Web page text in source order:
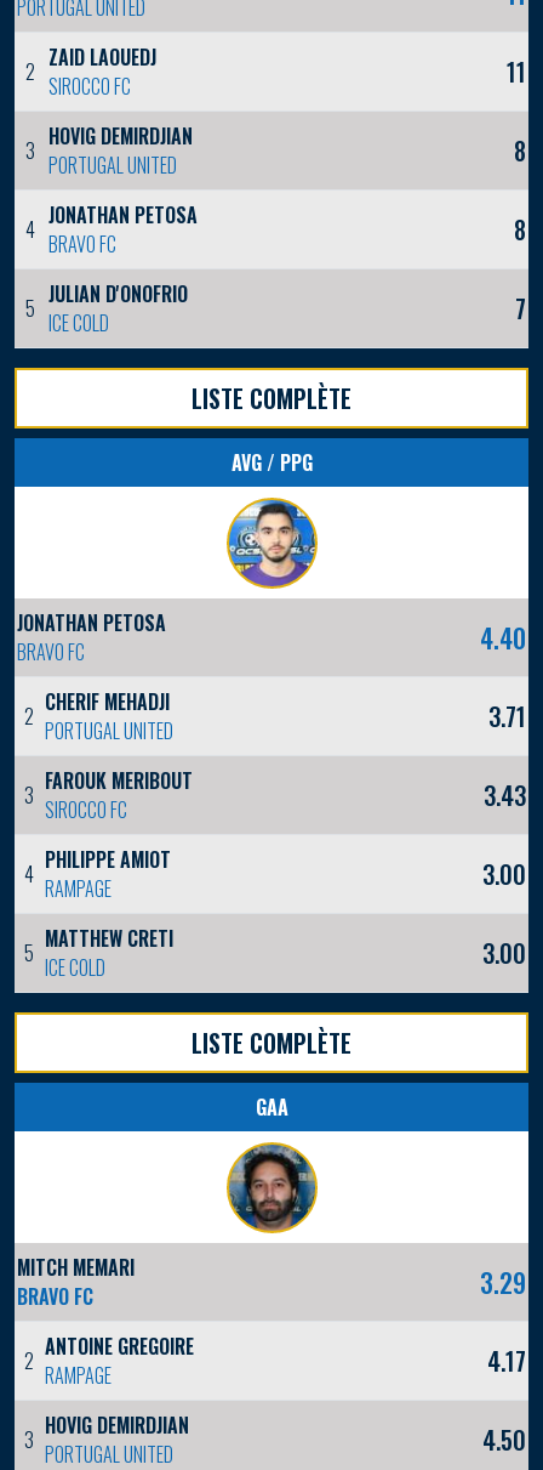
PORTUGAL UNITED
2 ZAID LAOUEDJ
SIROCCO FC
11
3 HOVIG DEMIRDJIAN
PORTUGAL UNITED
8
4 JONATHAN PETOSA
BRAVO FC
8
5 JULIAN D'ONOFRIO
ICE COLD
7
LISTE COMPLÈTE
AVG / PPG
JONATHAN PETOSA
BRAVO FC
4.40
2 CHERIF MEHADJI
PORTUGAL UNITED
3.71
3 FAROUK MERIBOUT
SIROCCO FC
3.43
4 PHILIPPE AMIOT
RAMPAGE
3.00
5 MATTHEW CRETI
ICE COLD
3.00
LISTE COMPLÈTE
GAA
MITCH MEMARI
BRAVO FC
3.29
2 ANTOINE GREGOIRE
RAMPAGE
4.17
3 HOVIG DEMIRDJIAN
PORTUGAL UNITED
4.50